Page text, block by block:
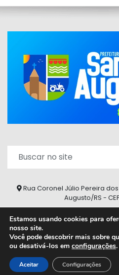
Rua Coronel Júlio Pereira
Augusto/RS -
2026 © Todos os
Estamos usando cookies para
nosso site.
Você pode descobrir mais sobre
ou desativá-los em configurações.
Aceitar Configurações